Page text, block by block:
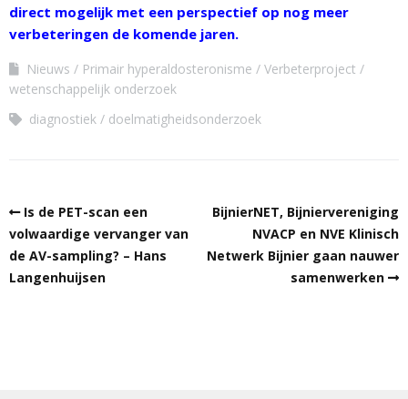
direct mogelijk met een perspectief op nog meer
verbeteringen de komende jaren.
Nieuws Primair hyperaldosteronisme
Verbeterproject
wetenschappelijk onderzoek
diagnostiek
doelmatigheidsonderzoek
Is de PET-scan een
volwaardige vervanger van
de AV-sampling? – Hans
Langenhuijsen
BijnierNET, Bijniervereniging
NVACP en NVE Klinisch
Netwerk Bijnier gaan nauwer
samenwerken